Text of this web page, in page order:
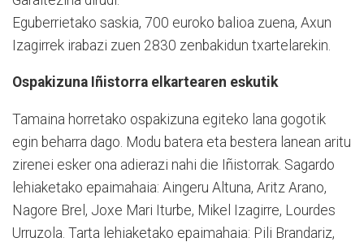
Eguberrietako saskia, 700 euroko balioa zuena, Axun
Izagirrek irabazi zuen 2830 zenbakidun txartelarekin.
Ospakizuna Iñistorra elkartearen eskutik
Tamaina horretako ospakizuna egiteko lana gogotik
egin beharra dago. Modu batera eta bestera lanean aritu
zirenei esker ona adierazi nahi die Iñistorrak. Sagardo
lehiaketako epaimahaia: Aingeru Altuna, Aritz Arano,
Nagore Brel, Joxe Mari Iturbe, Mikel Izagirre, Lourdes
Urruzola. Tarta lehiaketako epaimahaia: Pili Brandariz,